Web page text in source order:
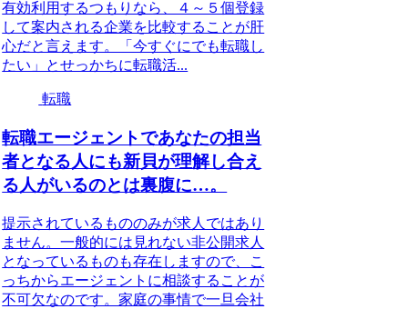
有効利用するつもりなら、４～５個登録
して案内される企業を比較することが肝
心だと言えます。「今すぐにでも転職し
たい」とせっかちに転職活...
転職
転職エージェントであなたの担当
者となる人にも新貝が理解し合え
る人がいるのとは裏腹に…。
提示されているもののみが求人ではあり
ません。一般的には見れない非公開求人
となっているものも存在しますので、こ
っちからエージェントに相談することが
不可欠なのです。家庭の事情で一旦会社